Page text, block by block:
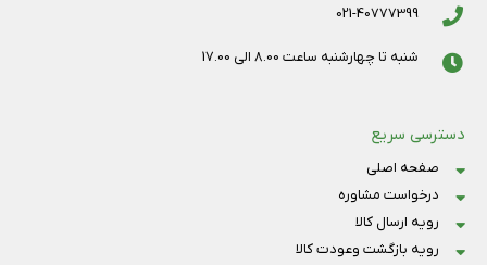
021-40777399
شنبه تا چهارشنبه ساعت 8.00 الی 17.00
دسترسی سریع
صفحه اصلی
درخواست مشاوره
رویه ارسال کالا
رویه بازگشت وعودت کالا